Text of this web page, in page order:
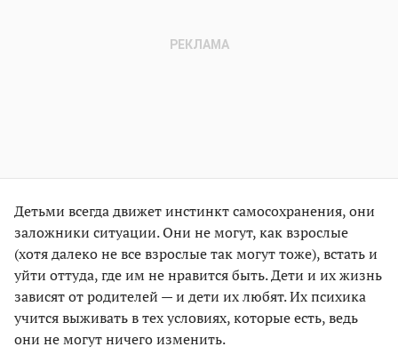
Детьми всегда движет инстинкт самосохранения, они
заложники ситуации. Они не могут, как взрослые
(хотя далеко не все взрослые так могут тоже), встать и
уйти оттуда, где им не нравится быть. Дети и их жизнь
зависят от родителей — и дети их любят. Их психика
учится выживать в тех условиях, которые есть, ведь
они не могут ничего изменить.